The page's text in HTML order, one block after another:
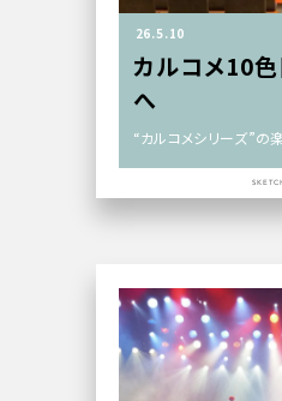
26.5.10
カルコメ10
へ
“カルコメシリーズ”の